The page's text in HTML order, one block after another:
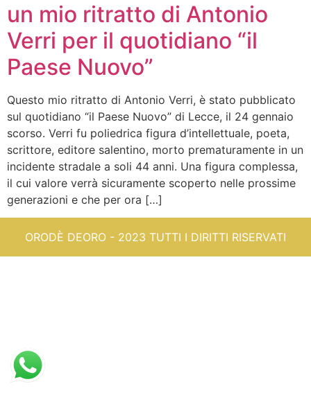
un mio ritratto di Antonio
Verri per il quotidiano “il
Paese Nuovo”
Questo mio ritratto di Antonio Verri, è stato pubblicato
sul quotidiano “il Paese Nuovo” di Lecce, il 24 gennaio
scorso. Verri fu poliedrica figura d’intellettuale, poeta,
scrittore, editore salentino, morto prematuramente in un
incidente stradale a soli 44 anni. Una figura complessa,
il cui valore verrà sicuramente scoperto nelle prossime
generazioni e che per ora […]
ORODÈ DEORO - 2023 TUTTI I DIRITTI RISERVATI